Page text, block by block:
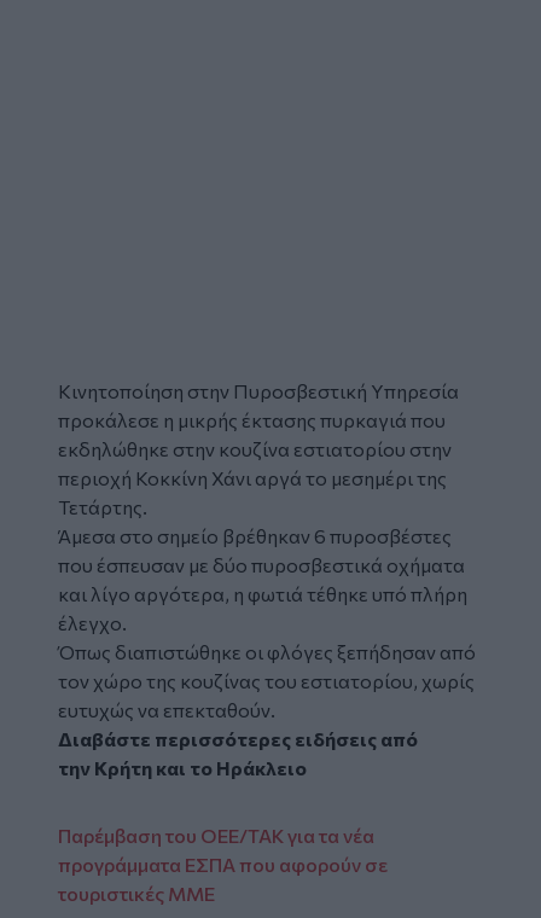
Κινητοποίηση στην Πυροσβεστική Υπηρεσία
προκάλεσε η μικρής έκτασης πυρκαγιά που
εκδηλώθηκε στην κουζίνα εστιατορίου στην
περιοχή Κοκκίνη Χάνι αργά το μεσημέρι της
Τετάρτης.
Άμεσα στο σημείο βρέθηκαν 6 πυροσβέστες
που έσπευσαν με δύο πυροσβεστικά οχήματα
και λίγο αργότερα, η φωτιά τέθηκε υπό πλήρη
έλεγχο.
Όπως διαπιστώθηκε οι φλόγες ξεπήδησαν από
τον χώρο της κουζίνας του εστιατορίου, χωρίς
ευτυχώς να επεκταθούν.
Διαβάστε περισσότερες ειδήσεις από
την Κρήτη και το Ηράκλειο
Παρέμβαση του ΟΕΕ/ΤΑΚ για τα νέα
προγράμματα ΕΣΠΑ που αφορούν σε
τουριστικές ΜΜΕ